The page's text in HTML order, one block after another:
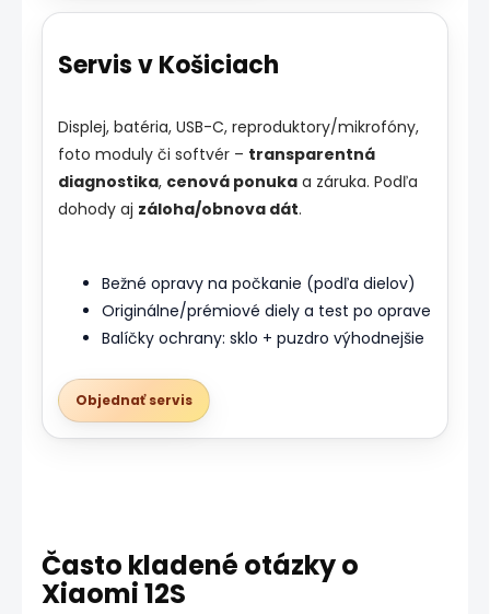
Servis v Košiciach
Displej, batéria, USB-C, reproduktory/mikrofóny,
foto moduly či softvér – transparentná
diagnostika, cenová ponukaa záruka. Podľa
dohody aj záloha/obnova dát.
Bežné opravy na počkanie (podľa dielov)
Originálne/prémiové diely a test po oprave
Balíčky ochrany: sklo + puzdro výhodnejšie
Objednať servis
Často kladené otázky o
Xiaomi 12S